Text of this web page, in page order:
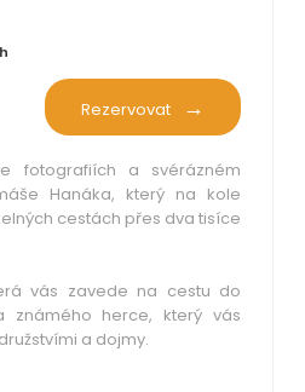
Rezervovat
fotografiích a svérázném
Hanáka, který na kole
cestách přes dva tisíce
vás zavede na cestu do
známého herce, který vás
a dojmy.